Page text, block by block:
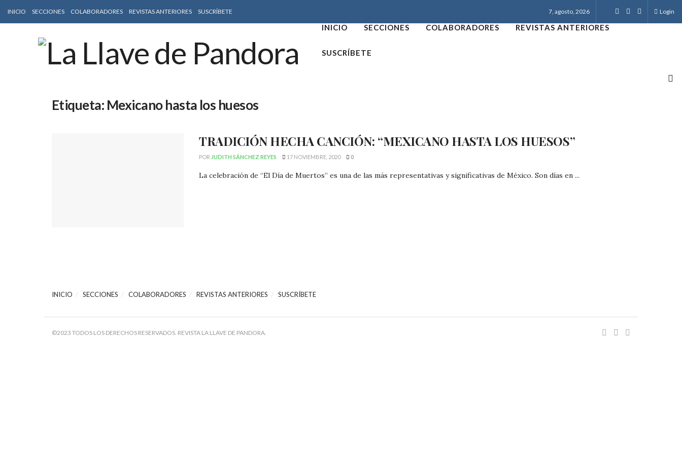
INICIO SECCIONES COLABORADORES REVISTAS ANTERIORES SUSCRÍBETE 7, agosto, 2026 Login
INICIO SECCIONES COLABORADORES REVISTAS ANTERIORES
SUSCRÍBETE
Etiqueta: Mexicano hasta los huesos
TRADICIÓN HECHA CANCIÓN: “MEXICANO HASTA LOS HUESOS”
POR JUDITH SÁNCHEZ REYES 17 NOVIEMBRE, 2020 0
La celebración de “El Día de Muertos” es una de las más representativas y significativas de México. Son días en ...
INICIO SECCIONES COLABORADORES REVISTAS ANTERIORES SUSCRÍBETE
©2023 TODOS LOS DERECHOS RESERVADOS. REVISTA LA LLAVE DE PANDORA.